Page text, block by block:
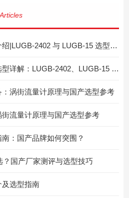
精博中仪涡街流量计介绍|LUGB‑2402 与 LUGB‑15 选型区分指南
精博中仪涡街流量计选型详解：LUGB‑2402、LUGB‑15 两款型号怎么按需挑选？
涡街流量计原理与国产选型参考
流量计原理与国产选型参考
：国产品牌如何突围？
？国产厂家测评与选型技巧
选型指南